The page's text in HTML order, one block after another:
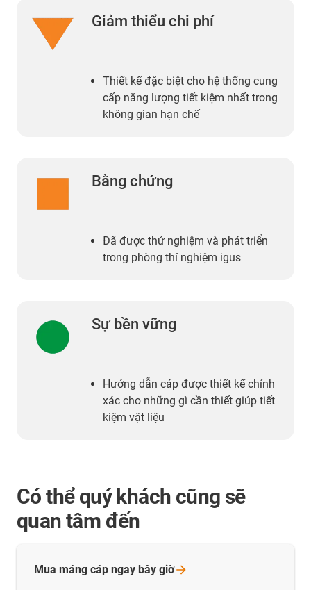
Giảm thiểu chi phí
Thiết kế đặc biệt cho hệ thống cung
cấp năng lượng tiết kiệm nhất trong
không gian hạn chế
Bằng chứng
Đã được thử nghiệm và phát triển
trong phòng thí nghiệm igus
Sự bền vững
Hướng dẫn cáp được thiết kế chính
xác cho những gì cần thiết giúp tiết
kiệm vật liệu
Có thể quý khách cũng sẽ
quan tâm đến
Mua máng cáp ngay bây giờ